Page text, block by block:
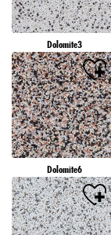
Dolomite3
Dolomite6